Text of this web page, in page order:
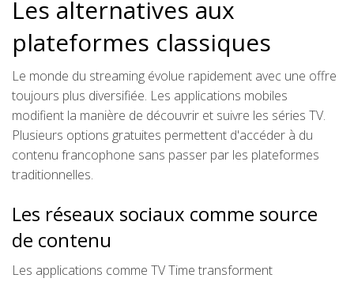
Les alternatives aux
plateformes classiques
Le monde du streaming évolue rapidement avec une offre
toujours plus diversifiée. Les applications mobiles
modifient la manière de découvrir et suivre les séries TV.
Plusieurs options gratuites permettent d'accéder à du
contenu francophone sans passer par les plateformes
traditionnelles.
Les réseaux sociaux comme source
de contenu
Les applications comme TV Time transforment